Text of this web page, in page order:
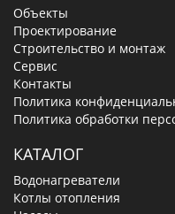
Объекты
Проектирование
Строительство и монтаж
Сервис
Контакты
Политика
Политика обработки
КАТАЛОГ
Водонагреватели
Котлы отопления